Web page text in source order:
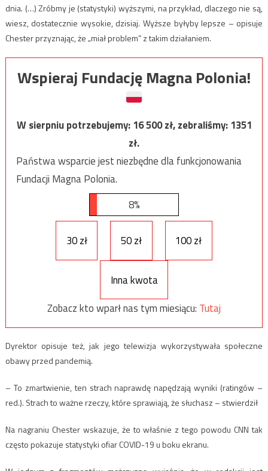
dnia. (…) Zróbmy je (statystyki) wyższymi, na przykład, dlaczego nie są,
wiesz, dostatecznie wysokie, dzisiaj. Wyższe byłyby lepsze – opisuje
Chester przyznając, że „miał problem” z takim działaniem.
Wspieraj Fundację Magna Polonia!
W sierpniu potrzebujemy:16 500zł, zebraliśmy:1351
zł.
Państwa wsparcie jest niezbędne dla funkcjonowania
Fundacji Magna Polonia.
8%
30 zł 50 zł 100 zł
Inna kwota
Zobacz kto wparł nas tym miesiącu: Tutaj
Dyrektor opisuje też, jak jego telewizja wykorzystywała społeczne
obawy przed pandemią.
– To zmartwienie, ten strach naprawdę napędzają wyniki (ratingów –
red.). Strach to ważne rzeczy, które sprawiają, że słuchasz – stwierdził
Na nagraniu Chester wskazuje, że to właśnie z tego powodu CNN tak
często pokazuje statystyki ofiar COVID-19 u boku ekranu.